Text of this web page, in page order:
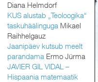
Diana Helmdorf
KUS alustab „Teoloogika“
taskuhäälinguga Mikael
Raihhelgauz
Jaanipäev kutsub meelt
parandama Ermo Jürma
JAVIER GIL VIDAL –
Hispaania matemaatik